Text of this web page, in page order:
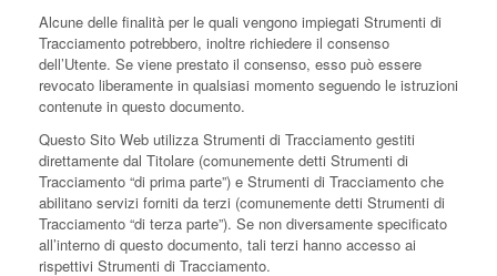
Alcune delle finalità per le quali vengono impiegati Strumenti di
Tracciamento potrebbero, inoltre richiedere il consenso
dell’Utente. Se viene prestato il consenso, esso può essere
revocato liberamente in qualsiasi momento seguendo le istruzioni
contenute in questo documento.
Questo Sito Web utilizza Strumenti di Tracciamento gestiti
direttamente dal Titolare (comunemente detti Strumenti di
Tracciamento “di prima parte”) e Strumenti di Tracciamento che
abilitano servizi forniti da terzi (comunemente detti Strumenti di
Tracciamento “di terza parte”). Se non diversamente specificato
all’interno di questo documento, tali terzi hanno accesso ai
rispettivi Strumenti di Tracciamento.